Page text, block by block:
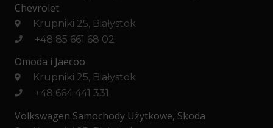
Chevrolet
Krupniki 25, Białystok
+48 85 661 68 02
Omoda i Jaecoo
Krupniki 25, Białystok
+48 664 441 331
Volkswagen Samochody Użytkowe, Skoda